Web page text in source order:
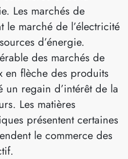
Les marchés de
le marché de l’électricité
d’énergie.
des marchés de
en flèche des produits
un regain d’intérêt de la
Les matières
présentent certaines
le commerce des